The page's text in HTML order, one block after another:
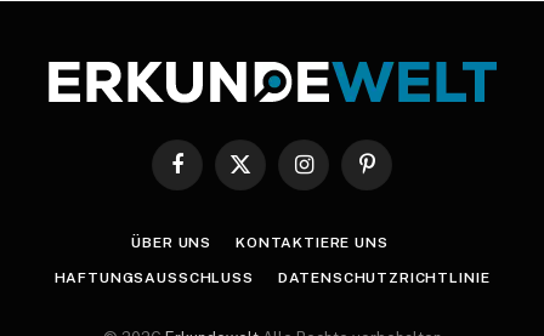
Facebook
X
InstagramPinterest
ÜBER UNS KONTAKTIERE UNS
HAFTUNGSAUSSCHLUSS DATENSCHUTZRICHTLINIE